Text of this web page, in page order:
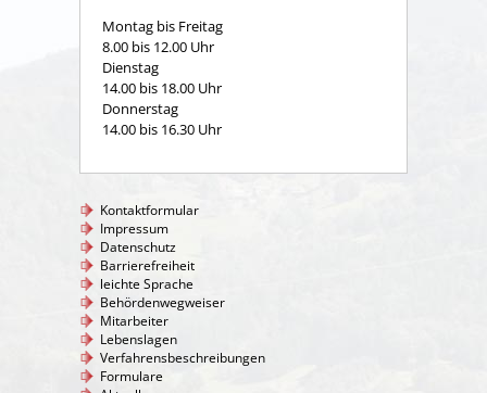
Montag bis Freitag
8.00 bis 12.00 Uhr
Dienstag
14.00 bis 18.00 Uhr
Donnerstag
14.00 bis 16.30 Uhr
Kontaktformular
Impressum
Datenschutz
Barrierefreiheit
leichte Sprache
Behördenwegweiser
Mitarbeiter
Lebenslagen
Verfahrensbeschreibungen
Formulare